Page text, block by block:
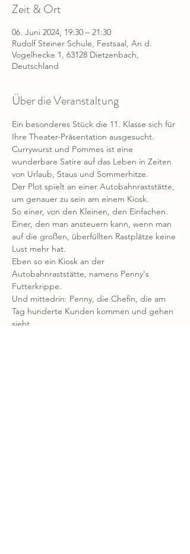
Zeit & Ort
06. Juni 2024, 19:30 – 21:30
Rudolf Steiner Schule, Festsaal, An d.
Vogelhecke 1, 63128 Dietzenbach,
Deutschland
Über die Veranstaltung
Ein besonderes Stück die 11. Klasse sich für
Ihre Theater-Präsentation ausgesucht.
Currywurst und Pommes ist eine
wunderbare Satire auf das Leben in Zeiten
von Urlaub, Staus und Sommerhitze.
Der Plot spielt an einer Autobahnraststätte,
um genauer zu sein am einem Kiosk.
So einer, von den Kleinen, den Einfachen.
Einer, den man ansteuern kann, wenn man
auf die großen, überfüllten Rastplätze keine
Lust mehr hat.
Eben so ein Kiosk an der
Autobahnraststätte, namens Penny's
Futterkrippe.
Und mittedrin: Penny, die Chefin, die am
Tag hunderte Kunden kommen und gehen
sieht.